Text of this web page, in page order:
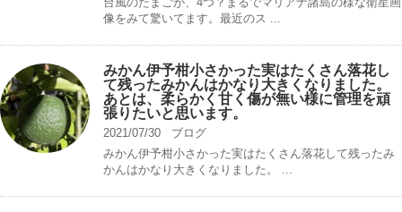
像をみて驚いてます。最近のス ...
みかん伊予柑小さかった実はたくさん落花し
て残ったみかんはかなり大きくなりました。
あとは、柔らかく甘く傷が無い様に管理を頑
張りたいと思います。
2021/07/30
ブログ
みかん伊予柑小さかった実はたくさん落花して残ったみ
かんはかなり大きくなりました。 ...